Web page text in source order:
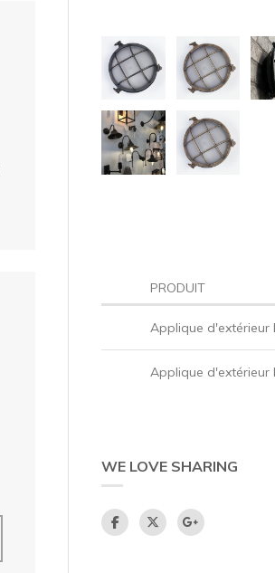
PRODUIT
Applique d'extérieur
Applique d'extérieur
WE LOVE SHARING